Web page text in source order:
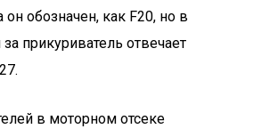
обозначен, как F20, но в
прикуриватель отвечает
в моторном отсеке